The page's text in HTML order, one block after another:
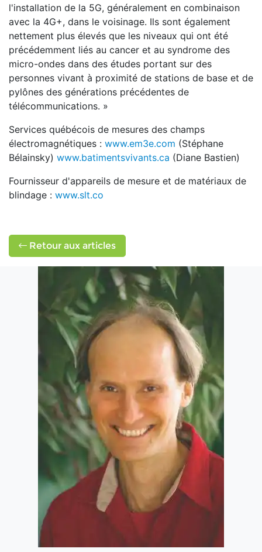
l'installation de la 5G, généralement en combinaison
avec la 4G+, dans le voisinage. Ils sont également
nettement plus élevés que les niveaux qui ont été
précédemment liés au cancer et au syndrome des
micro-ondes dans des études portant sur des
personnes vivant à proximité de stations de base et de
pylônes des générations précédentes de
télécommunications. »
Services québécois de mesures des champs
électromagnétiques : www.em3e.com (Stéphane
Bélainsky) www.batimentsvivants.ca (Diane Bastien)
Fournisseur d'appareils de mesure et de matériaux de
blindage : www.slt.co
Retour aux articles